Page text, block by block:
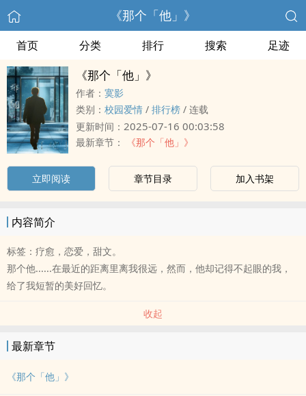
《那个「他」》
首页 分类 排行 搜索 足迹
《那个「他」》
作者： 寞影
类别： 校园爱情 / 排行榜 / 连载
更新时间： 2025-07-16 00:03:58
最新章节： 《那个「他」》
立即阅读 章节目录 加入书架
内容简介
标签：疗愈，恋爱，甜文。
那个他......在最近的距离里离我很远，然而，他却记得不起眼的我，
给了我短暂的美好回忆。
收起
最新章节
《那个「他」》